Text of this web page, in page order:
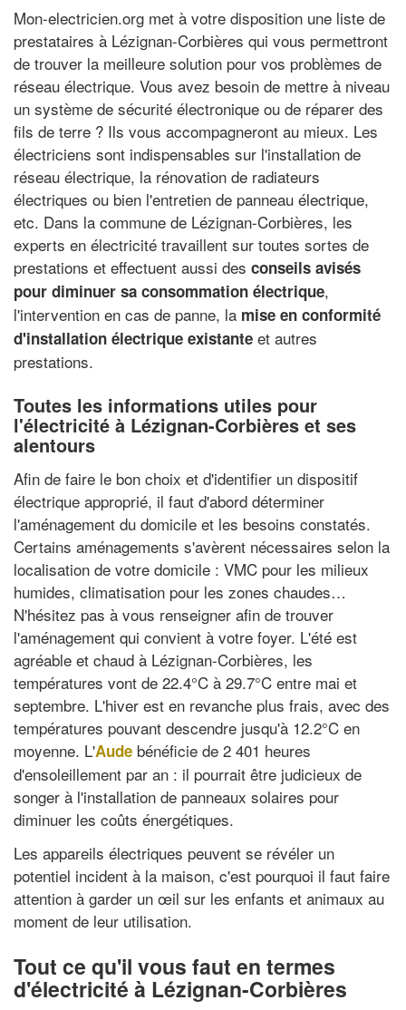
Mon-electricien.org met à votre disposition une liste de
prestataires à Lézignan-Corbières qui vous permettront
de trouver la meilleure solution pour vos problèmes de
réseau électrique. Vous avez besoin de mettre à niveau
un système de sécurité électronique ou de réparer des
fils de terre ? Ils vous accompagneront au mieux. Les
électriciens sont indispensables sur l'installation de
réseau électrique, la rénovation de radiateurs
électriques ou bien l'entretien de panneau électrique,
etc. Dans la commune de Lézignan-Corbières, les
experts en électricité travaillent sur toutes sortes de
prestations et effectuent aussi des conseils avisés
pour diminuer sa consommation électrique,
l'intervention en cas de panne, la mise en conformité
d'installation électrique existante et autres
prestations.
Toutes les informations utiles pour
l'électricité à Lézignan-Corbières et ses
alentours
Afin de faire le bon choix et d'identifier un dispositif
électrique approprié, il faut d'abord déterminer
l'aménagement du domicile et les besoins constatés.
Certains aménagements s'avèrent nécessaires selon la
localisation de votre domicile : VMC pour les milieux
humides, climatisation pour les zones chaudes…
N'hésitez pas à vous renseigner afin de trouver
l'aménagement qui convient à votre foyer. L'été est
agréable et chaud à Lézignan-Corbières, les
températures vont de 22.4°C à 29.7°C entre mai et
septembre. L'hiver est en revanche plus frais, avec des
températures pouvant descendre jusqu'à 12.2°C en
moyenne. L'Aude bénéficie de 2 401 heures
d'ensoleillement par an : il pourrait être judicieux de
songer à l'installation de panneaux solaires pour
diminuer les coûts énergétiques.
Les appareils électriques peuvent se révéler un
potentiel incident à la maison, c'est pourquoi il faut faire
attention à garder un œil sur les enfants et animaux au
moment de leur utilisation.
Tout ce qu'il vous faut en termes
d'électricité à Lézignan-Corbières